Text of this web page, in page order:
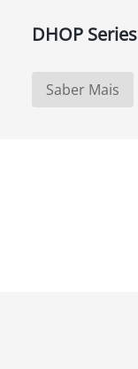
DHOP Series
Saber Mais